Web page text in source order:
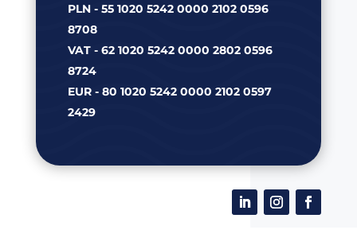
PLN - 55 1020 5242 0000 2102 0596
8708
VAT - 62 1020 5242 0000 2802 0596
8724
EUR - 80 1020 5242 0000 2102 0597
2429